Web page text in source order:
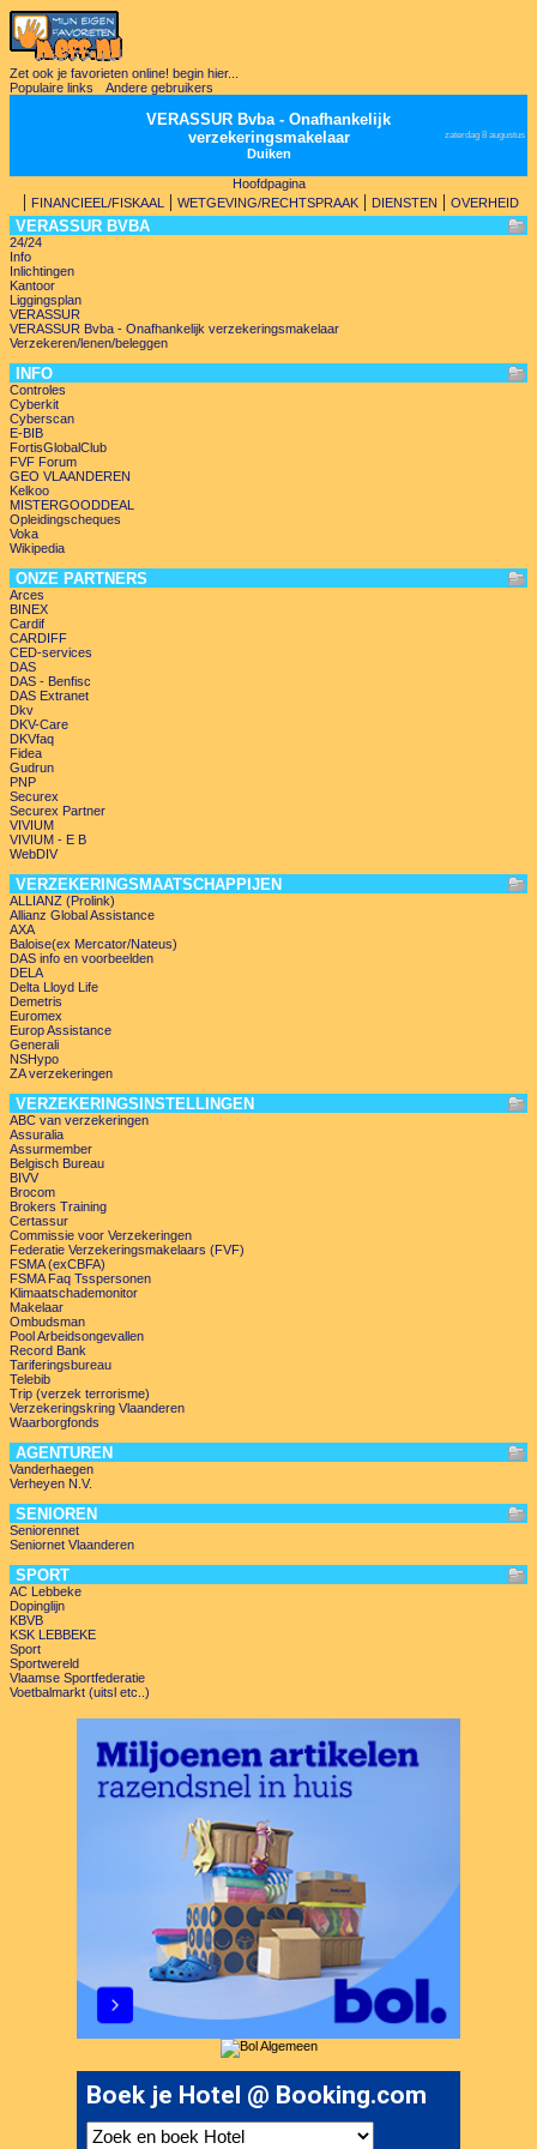
Zet ook je favorieten online! begin hier...
Populaire links
Andere gebruikers
VERASSUR Bvba - Onafhankelijk
verzekeringsmakelaar
Duiken
zaterdag 8 augustus
Hoofdpagina
| FINANCIEEL/FISKAAL | WETGEVING/RECHTSPRAAK | DIENSTEN | OVERHEID
VERASSUR BVBA
24/24
Info
Inlichtingen
Kantoor
Liggingsplan
VERASSUR
VERASSUR Bvba - Onafhankelijk verzekeringsmakelaar
Verzekeren/lenen/beleggen
INFO
Controles
Cyberkit
Cyberscan
E-BIB
FortisGlobalClub
FVF Forum
GEO VLAANDEREN
Kelkoo
MISTERGOODDEAL
Opleidingscheques
Voka
Wikipedia
ONZE PARTNERS
Arces
BINEX
Cardif
CARDIFF
CED-services
DAS
DAS - Benfisc
DAS Extranet
Dkv
DKV-Care
DKVfaq
Fidea
Gudrun
PNP
Securex
Securex Partner
VIVIUM
VIVIUM - E B
WebDIV
VERZEKERINGSMAATSCHAPPIJEN
ALLIANZ (Prolink)
Allianz Global Assistance
AXA
Baloise(ex Mercator/Nateus)
DAS info en voorbeelden
DELA
Delta Lloyd Life
Demetris
Euromex
Europ Assistance
Generali
NSHypo
ZA verzekeringen
VERZEKERINGSINSTELLINGEN
ABC van verzekeringen
Assuralia
Assurmember
Belgisch Bureau
BIVV
Brocom
Brokers Training
Certassur
Commissie voor Verzekeringen
Federatie Verzekeringsmakelaars (FVF)
FSMA (exCBFA)
FSMA Faq Tsspersonen
Klimaatschademonitor
Makelaar
Ombudsman
Pool Arbeidsongevallen
Record Bank
Tariferingsbureau
Telebib
Trip (verzek terrorisme)
Verzekeringskring Vlaanderen
Waarborgfonds
AGENTUREN
Vanderhaegen
Verheyen N.V.
SENIOREN
Seniorennet
Seniornet Vlaanderen
SPORT
AC Lebbeke
Dopinglijn
KBVB
KSK LEBBEKE
Sport
Sportwereld
Vlaamse Sportfederatie
Voetbalmarkt (uitsl etc..)